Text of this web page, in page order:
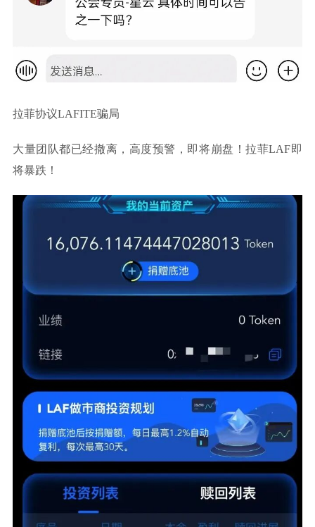
拉菲协议LAFITE骗局
大量团队都已经撤离，高度预警，即将崩盘！拉菲LAF即
将暴跌！